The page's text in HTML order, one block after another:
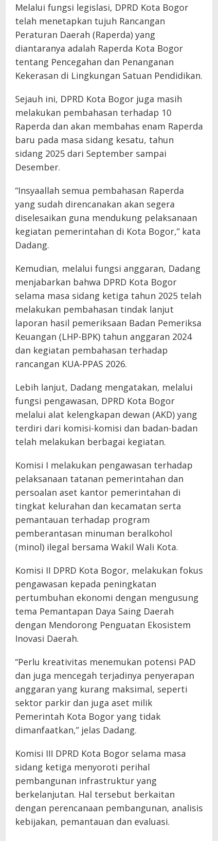
Melalui fungsi legislasi, DPRD Kota Bogor
telah menetapkan tujuh Rancangan
Peraturan Daerah (Raperda) yang
diantaranya adalah Raperda Kota Bogor
tentang Pencegahan dan Penanganan
Kekerasan di Lingkungan Satuan Pendidikan.
Sejauh ini, DPRD Kota Bogor juga masih
melakukan pembahasan terhadap 10
Raperda dan akan membahas enam Raperda
baru pada masa sidang kesatu, tahun
sidang 2025 dari September sampai
Desember.
“Insyaallah semua pembahasan Raperda
yang sudah direncanakan akan segera
diselesaikan guna mendukung pelaksanaan
kegiatan pemerintahan di Kota Bogor,” kata
Dadang.
Kemudian, melalui fungsi anggaran, Dadang
menjabarkan bahwa DPRD Kota Bogor
selama masa sidang ketiga tahun 2025 telah
melakukan pembahasan tindak lanjut
laporan hasil pemeriksaan Badan Pemeriksa
Keuangan (LHP-BPK) tahun anggaran 2024
dan kegiatan pembahasan terhadap
rancangan KUA-PPAS 2026.
Lebih lanjut, Dadang mengatakan, melalui
fungsi pengawasan, DPRD Kota Bogor
melalui alat kelengkapan dewan (AKD) yang
terdiri dari komisi-komisi dan badan-badan
telah melakukan berbagai kegiatan.
Komisi I melakukan pengawasan terhadap
pelaksanaan tatanan pemerintahan dan
persoalan aset kantor pemerintahan di
tingkat kelurahan dan kecamatan serta
pemantauan terhadap program
pemberantasan minuman beralkohol
(minol) ilegal bersama Wakil Wali Kota.
Komisi II DPRD Kota Bogor, melakukan fokus
pengawasan kepada peningkatan
pertumbuhan ekonomi dengan mengusung
tema Pemantapan Daya Saing Daerah
dengan Mendorong Penguatan Ekosistem
Inovasi Daerah.
“Perlu kreativitas menemukan potensi PAD
dan juga mencegah terjadinya penyerapan
anggaran yang kurang maksimal, seperti
sektor parkir dan juga aset milik
Pemerintah Kota Bogor yang tidak
dimanfaatkan,” jelas Dadang.
Komisi III DPRD Kota Bogor selama masa
sidang ketiga menyoroti perihal
pembangunan infrastruktur yang
berkelanjutan. Hal tersebut berkaitan
dengan perencanaan pembangunan, analisis
kebijakan, pemantauan dan evaluasi.